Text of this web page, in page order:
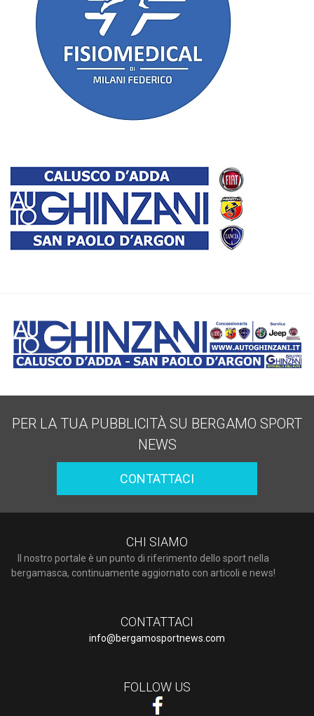
PER LA TUA PUBBLICITÀ SU BERGAMO SPORT
NEWS
CONTATTACI
CHI SIAMO
Il nostro portale è un punto di riferimento dello sport nella
bergamasca, continuamente aggiornato con articoli e news!
CONTATTACI
info@bergamosportnews.com
FOLLOW US